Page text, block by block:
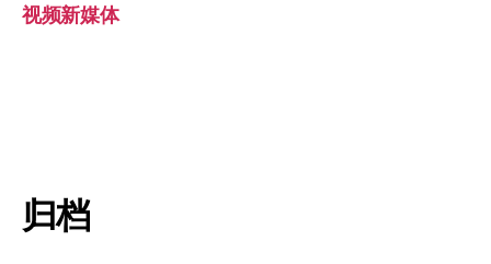
视频新媒体
归档